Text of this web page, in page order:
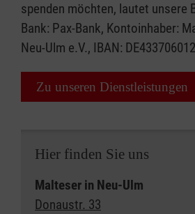
spenden möchten, lautet unsere
Bank: Pax-Bank, Kontoinhaber:
Neu-Ulm e.V., IBAN:
Zu unseren Dienstleistungen
Hier finden Sie uns
Malteser in Neu-Ulm
Donaustr. 33